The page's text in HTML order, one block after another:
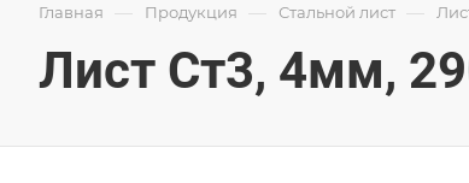
Главная — Продукция — Стальной лист —
Лист Ст3, 4мм,